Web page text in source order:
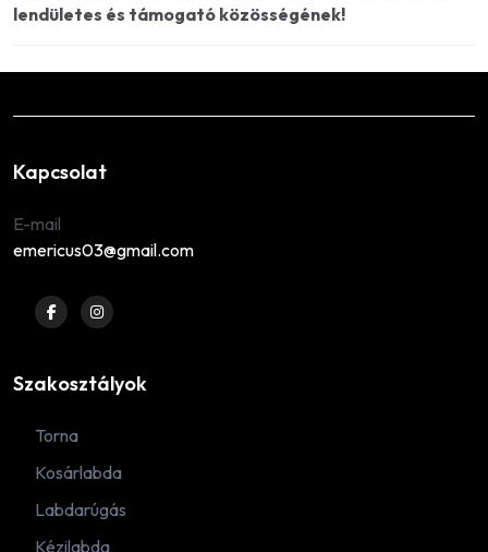
lendületes és támogató közösségének!
Kapcsolat
E-mail
emericus03@gmail.com
Szakosztályok
Torna
Kosárlabda
Labdarúgás
Kézilabda